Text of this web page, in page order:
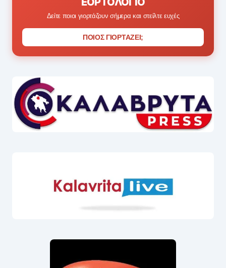
Δείτε ποιοι γιορτάζουν σήμερα και στείλτε ευχές
ΠΟΙΟΣ ΓΙΟΡΤΑΖΕΙ;